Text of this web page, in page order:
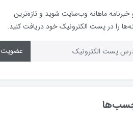
ماهانه وب‌سایت شوید و تازه‌ترین
را در پست الکترونیک خود دریافت کنید.
عضویت